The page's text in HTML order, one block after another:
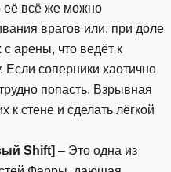
её всё же можно
врагов или, при доле
арены, что ведёт к
Если соперники хаотично
попасть, Взрывная
к стене и сделать лёгкой
Shift] – Это одна из